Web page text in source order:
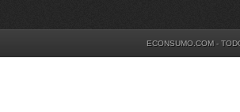
ECONSUMO.COM -